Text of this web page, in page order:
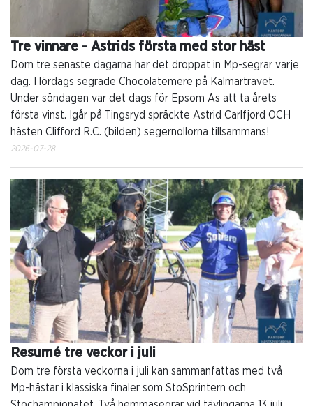
Tre vinnare - Astrids första med stor häst
Dom tre senaste dagarna har det droppat in Mp-segrar varje
dag. I lördags segrade Chocolatemere på Kalmartravet.
Under söndagen var det dags för Epsom As att ta årets
första vinst. Igår på Tingsryd spräckte Astrid Carlfjord OCH
hästen Clifford R.C. (bilden) segernollorna tillsammans!
2026-07-28
Resumé tre veckor i juli
Dom tre första veckorna i juli kan sammanfattas med två
Mp-hästar i klassiska finaler som StoSprintern och